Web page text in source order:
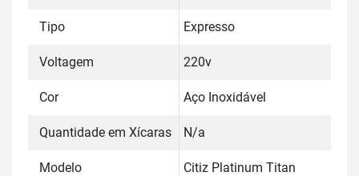
Tipo Expresso
Voltagem 220v
Cor Aço Inoxidável
Quantidade em Xícaras N/a
Modelo Citiz Platinum Titan